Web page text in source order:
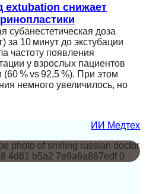
снижает
субанестетическая доза
за 10 минут до экстубации
частоту появления
у взрослых пациентов
(60 % vs 92,5 %). При этом
немного увеличилось, но
ИИ Медтех